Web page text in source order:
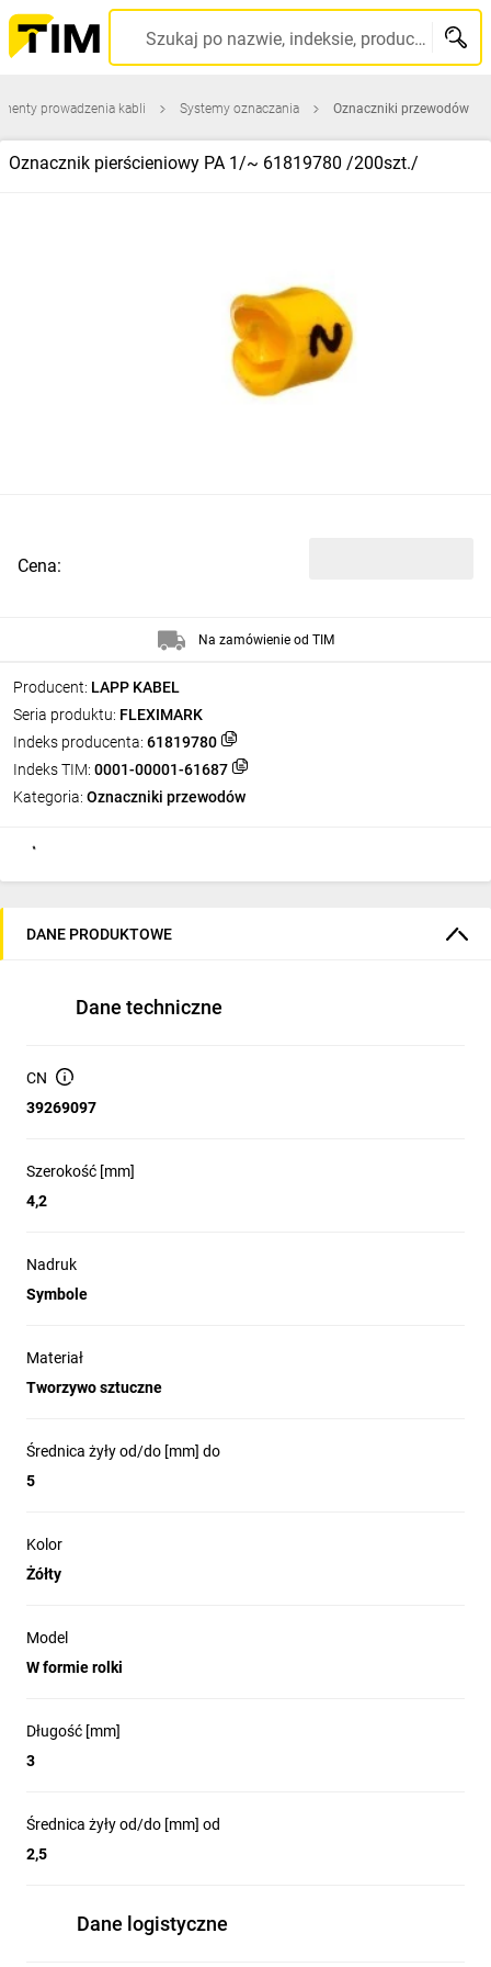
Szukaj po nazwie, indeksie, producencie, kodzie kreskowym...
prowadzenia kabli Systemy oznaczania Oznaczniki przewodów
Oznacznik pierścieniowy PA 1/~ 61819780 /200szt./
Producent: LAPP KABEL
Seria produktu: FLEXIMARK
Indeks producenta: 61819780
Indeks TIM: 0001-00001-61687
Kategoria: Oznaczniki przewodów
Cena:
Na zamówienie od TIM
DANE PRODUKTOWE
Dane techniczne
CN
39269097
Szerokość [mm]
4,2
Nadruk
Symbole
Materiał
Tworzywo sztuczne
Średnica żyły od/do [mm] do
5
Kolor
Żółty
Model
W formie rolki
Długość [mm]
3
Średnica żyły od/do [mm] od
2,5
Dane logistyczne